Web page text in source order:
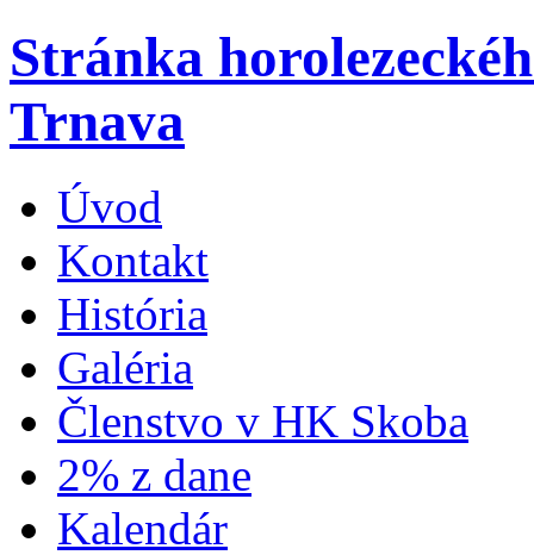
Stránka
Trnava
Úvod
Kontakt
História
Galéria
Členstvo v HK Skoba
2% z dane
Kalendár